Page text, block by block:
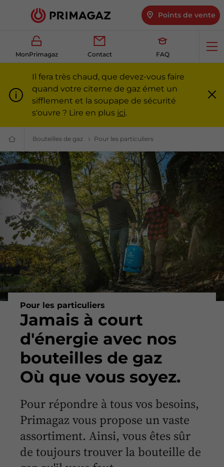
Points de vente
MonPrimagaz Contact FAQ
Il fera très chaud, que devez-vous faire
quand votre citerne de gaz émet un
sifflement et la soupape de sécurité
s'ouvre ? Lire en plus ici.
Du
gaz
pour
particuliers
et
professionnels
|
Primagaz
Bouteilles de gaz Bouteilles de gaz pour particuliers et
Pour les particuliers
Pour les particuliers
Jamais à court
d'énergie avec nos
bouteilles de gaz
Où que vous soyez.
Pour répondre à tous vos besoins,
Primagaz vous propose un vaste
assortiment. Ainsi, vous êtes sûr
de toujours trouver la bouteille de